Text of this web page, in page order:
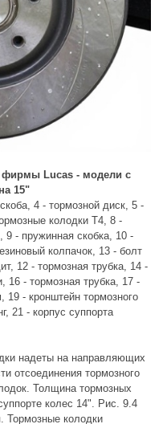
Lucas - модели с
15"
4 - тормозной диск, 5 -
колодки Т4, 8 -
- пружинная скобка, 10 -
колпачок, 13 - болт
12 - тормозная трубка, 14 -
16 - тормозная трубка, 17 -
- кронштейн тормозного
21 - корпус суппорта
надеты на направляющих
отсоединения тормозного
Толщина тормозных
колес 14". Рис. 9.4
Тормозные колодки